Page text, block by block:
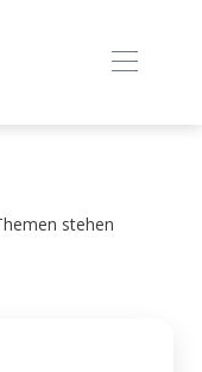
stehen